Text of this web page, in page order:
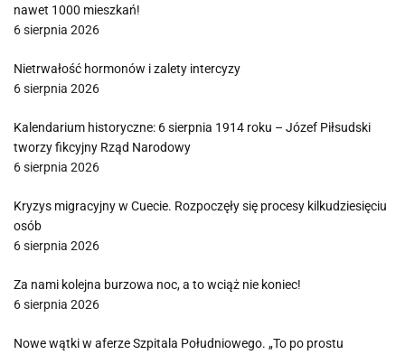
nawet 1000 mieszkań!
6 sierpnia 2026
Nietrwałość hormonów i zalety intercyzy
6 sierpnia 2026
Kalendarium historyczne: 6 sierpnia 1914 roku – Józef Piłsudski
tworzy fikcyjny Rząd Narodowy
6 sierpnia 2026
Kryzys migracyjny w Cuecie. Rozpoczęły się procesy kilkudziesięciu
osób
6 sierpnia 2026
Za nami kolejna burzowa noc, a to wciąż nie koniec!
6 sierpnia 2026
Nowe wątki w aferze Szpitala Południowego. „To po prostu